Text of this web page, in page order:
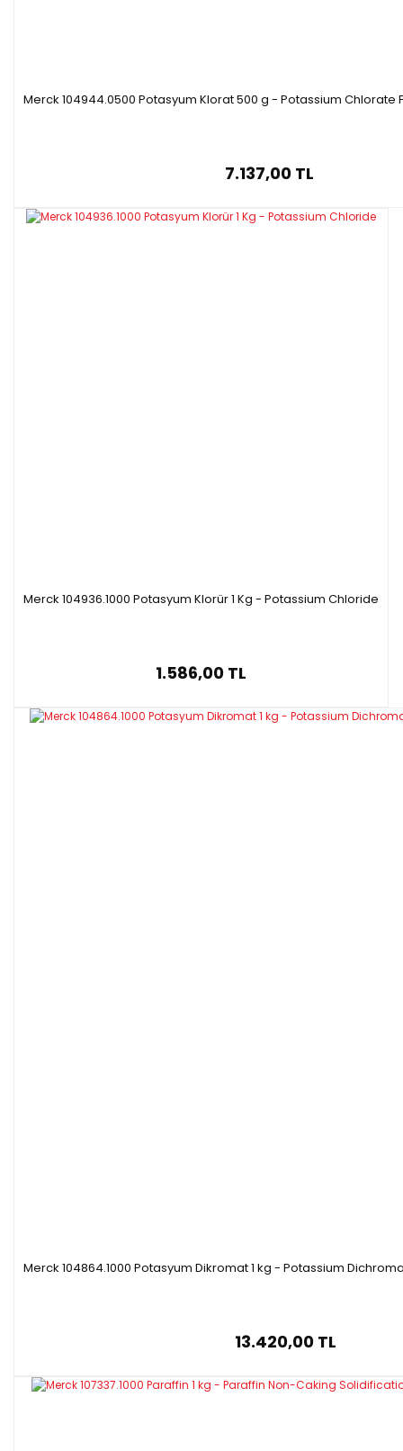
Merck 104944.0500 Potasyum Klorat 500 g - Potassium Chlorate
7.137,00 TL
Merck 104936.1000 Potasyum Klorür 1 Kg - Potassium Chloride
1.586,00 TL
Merck 104864.1000 Potasyum Dikromat 1 kg - Potassium
13.420,00 TL